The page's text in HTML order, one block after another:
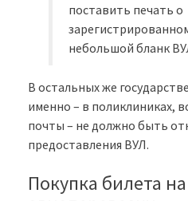
поставить печать о
небольшой бланк
В остальных же
именно – в поликлиниках,
почты – не должно быть
предоставления ВУЛ.
Покупка билета